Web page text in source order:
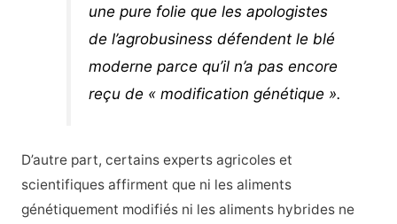
une pure folie que les apologistes
de l’agrobusiness défendent le blé
moderne parce qu’il n’a pas encore
reçu de « modification génétique ».
D’autre part, certains experts agricoles et
scientifiques affirment que ni les aliments
génétiquement modifiés ni les aliments hybrides ne